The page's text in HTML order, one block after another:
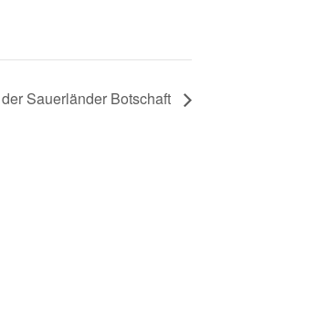
Sauerländer Botschaft